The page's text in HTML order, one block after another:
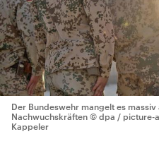
Der Bundeswehr mangelt es massiv
Nachwuchskräften © dpa / picture-
Kappeler